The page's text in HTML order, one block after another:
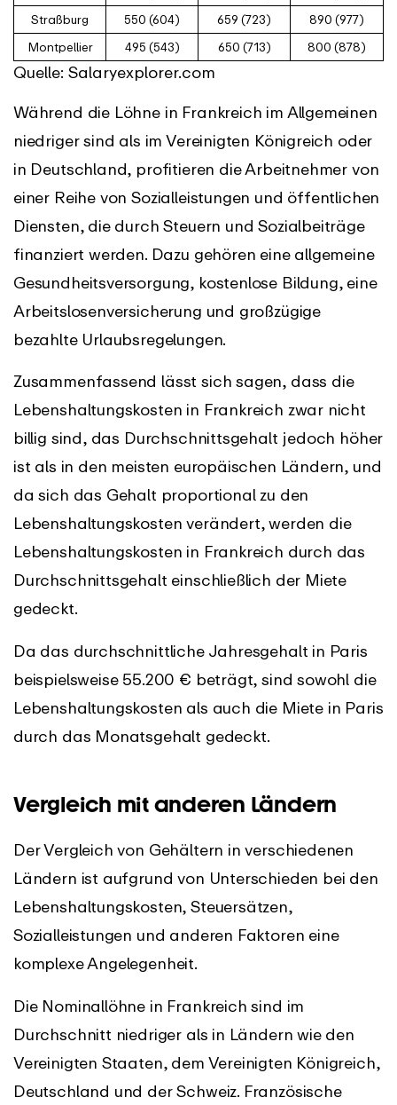
Straßburg
550 (604) 659 (723)
890 (977)
Montpellier
495 (543) 650 (713) 800 (878)
Quelle: Salaryexplorer.com
Während die Löhne in Frankreich im Allgemeinen
niedriger sind als im Vereinigten Königreich oder
in Deutschland, profitieren die Arbeitnehmer von
einer Reihe von Sozialleistungen und öffentlichen
Diensten, die durch Steuern und Sozialbeiträge
finanziert werden. Dazu gehören eine allgemeine
Gesundheitsversorgung, kostenlose Bildung, eine
Arbeitslosenversicherung und großzügige
bezahlte Urlaubsregelungen.
Zusammenfassend lässt sich sagen, dass die
Lebenshaltungskosten in Frankreich zwar nicht
billig sind, das Durchschnittsgehalt jedoch höher
ist als in den meisten europäischen Ländern, und
da sich das Gehalt proportional zu den
Lebenshaltungskosten verändert, werden die
Lebenshaltungskosten in Frankreich durch das
Durchschnittsgehalt einschließlich der Miete
gedeckt.
Da das durchschnittliche Jahresgehalt in Paris
beispielsweise 55.200 € beträgt, sind sowohl die
Lebenshaltungskosten als auch die Miete in Paris
durch das Monatsgehalt gedeckt.
Vergleich mit anderen Ländern
Der Vergleich von Gehältern in verschiedenen
Ländern ist aufgrund von Unterschieden bei den
Lebenshaltungskosten, Steuersätzen,
Sozialleistungen und anderen Faktoren eine
komplexe Angelegenheit.
Die Nominallöhne in Frankreich sind im
Durchschnitt niedriger als in Ländern wie den
Vereinigten Staaten, dem Vereinigten Königreich,
Deutschland und der Schweiz. Französische